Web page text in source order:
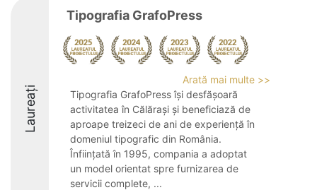
Laureați
Tipografia GrafoPress
Arată mai multe >>
Tipografia GrafoPress își desfășoară
activitatea în Călărași și beneficiază de
aproape treizeci de ani de experiență în
domeniul tipografic din România.
Înființată în 1995, compania a adoptat
un model orientat spre furnizarea de
servicii complete, ...